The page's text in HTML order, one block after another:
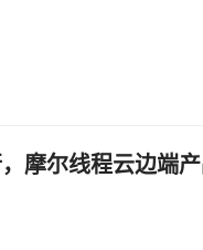
高端IT人才的输送端
业，搭建高端IT人才培
、出版原创教材、开
充分发挥自身“产学
摩尔线程云边端